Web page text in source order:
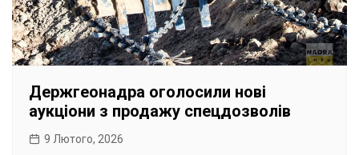
Держгеонадра оголосили нові
аукціони з продажу спецдозволів
9 Лютого, 2026